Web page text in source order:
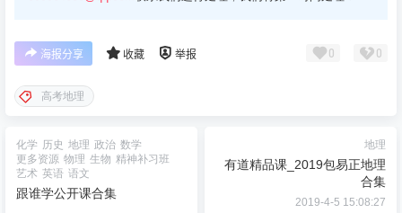
海报分享 收藏 举报 0 0
高考地理
化学 历史 地理 政治 数学
更多资源 物理 生物 精神补习班
艺术 英语 语文
跟谁学公开课合集
地理
有道精品课_2019包易正地理
合集
2019-4-5 15:08:27